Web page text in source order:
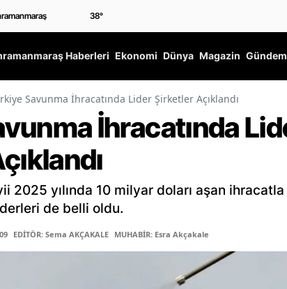
38°
Haberleri Ekonomi Dünya Magazin Gündem
Savunma İhracatında Lider Şirketler Açıklandı
İhracatında
2025 yılında 10 milyar doları aşan ihracatla
de belli oldu.
EDİTÖR: Sema AKÇAKALE MUHABİR: Esra Akçakale